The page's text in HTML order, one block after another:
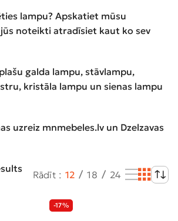
lampu? Apskatiet mūsu
noteikti atradīsiet kaut ko sev
galda lampu, stāvlampu,
kristāla lampu un sienas lampu
uzreiz mnmebeles.lv un Dzelzavas
Rādīt 12 18 24
-17%